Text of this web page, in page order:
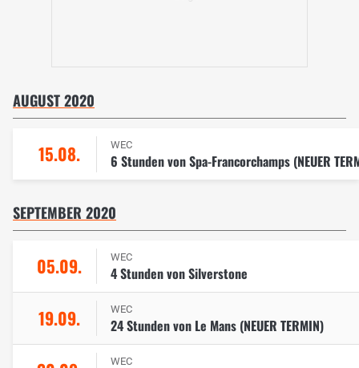
AUGUST 2020
15.08. WEC
6 Stunden von Spa-Francorchamps (NEUER
SEPTEMBER 2020
05.09. WEC
4 Stunden von Silverstone
19.09. WEC
24 Stunden von Le Mans (NEUER TERMIN)
WEC